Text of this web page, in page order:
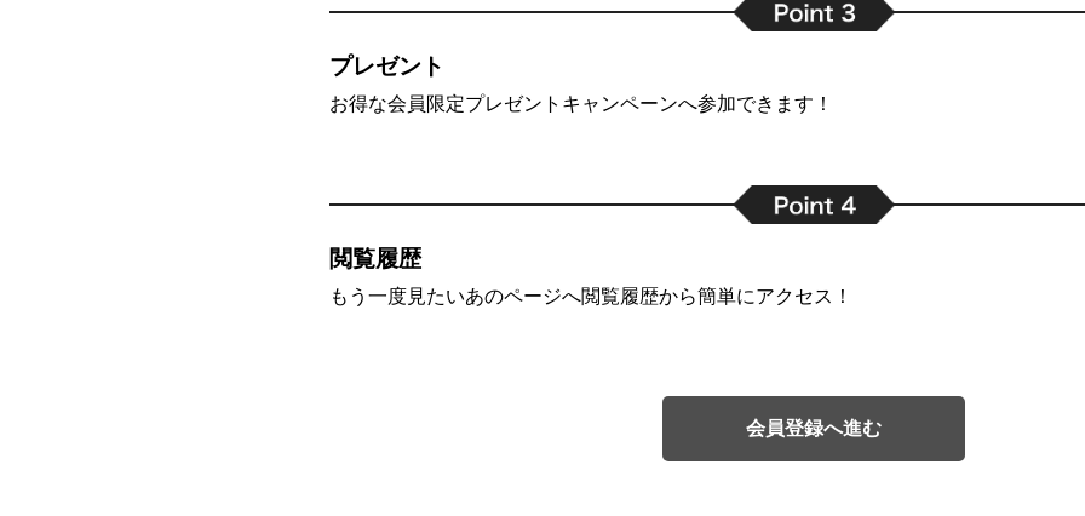
プレゼント
お得な会員限定プレゼントキャンペーンへ参加できます！
閲覧履歴
もう一度見たいあのページへ閲覧履歴から簡単にアクセス！
会員登録へ進む